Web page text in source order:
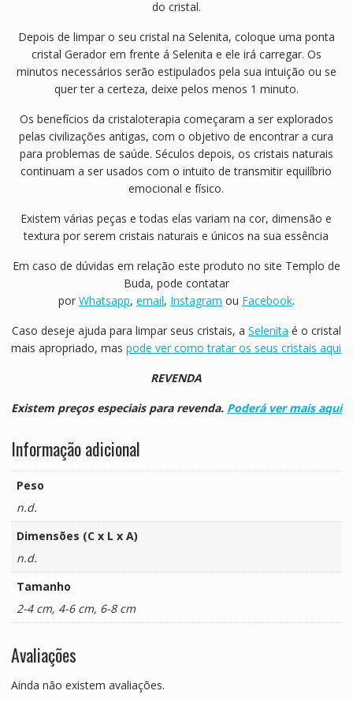
do cristal.
Depois de limpar o seu cristal na Selenita, coloque uma ponta
cristal Gerador em frente á Selenita e ele irá carregar. Os
minutos necessários serão estipulados pela sua intuição ou se
quer ter a certeza, deixe pelos menos 1 minuto.
Os benefícios da cristaloterapia começaram a ser explorados
pelas civilizações antigas, com o objetivo de encontrar a cura
para problemas de saúde. Séculos depois, os cristais naturais
continuam a ser usados com o intuito de transmitir equilíbrio
emocional e físico.
Existem várias peças e todas elas variam na cor, dimensão e
textura por serem cristais naturais e únicos na sua essência
Em caso de dúvidas em relação este produto no site Templo de
Buda, pode contatar
por Whatsapp, email, Instagram ou Facebook.
Caso deseje ajuda para limpar seus cristais, a Selenita é o cristal
mais apropriado, maspode ver como tratar os seus cristais aqui
REVENDA
Existem preços especiais para revenda. Poderá ver mais aqui
Informação adicional
Peso
n.d.
Dimensões (C x L x A)
n.d.
Tamanho
2-4 cm, 4-6 cm, 6-8 cm
Avaliações
Ainda não existem avaliações.